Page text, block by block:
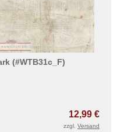
(#WTB31c_F)
12,99 €
zzgl. Versand